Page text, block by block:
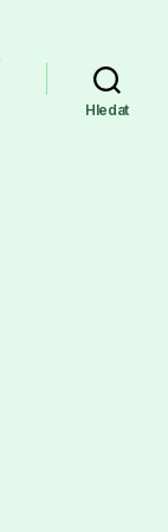
Hledat